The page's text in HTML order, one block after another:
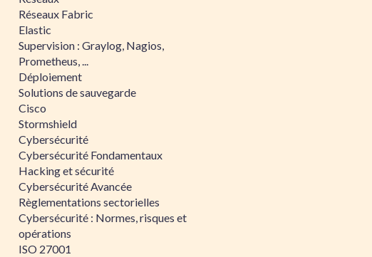
Réseaux Fabric
Elastic
Supervision : Graylog, Nagios,
Prometheus, ...
Déploiement
Solutions de sauvegarde
Cisco
Stormshield
Cybersécurité
Cybersécurité Fondamentaux
Hacking et sécurité
Cybersécurité Avancée
Règlementations sectorielles
Cybersécurité : Normes, risques et
opérations
ISO 27001